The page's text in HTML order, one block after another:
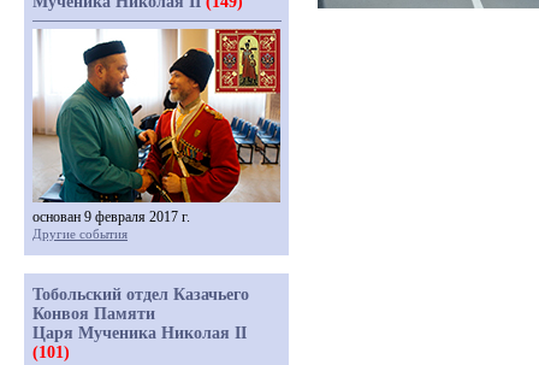
основан 9 февраля 2017 г.
Другие события
Тобольский отдел Казачьего
Конвоя Памяти
Царя Мученика Николая II
(101)